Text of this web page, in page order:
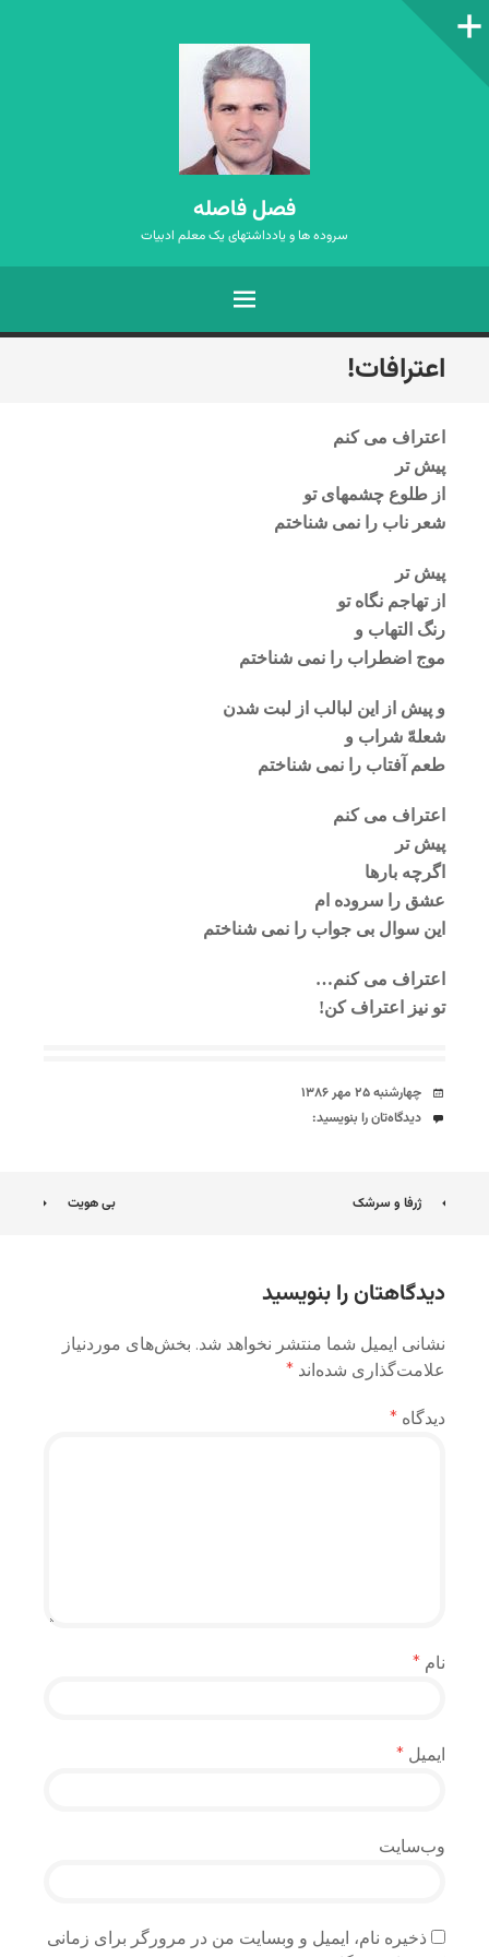
ستون‌کناری
فصل فاصله
سروده ها و یادداشتهای یک معلم ادبیات
فهرست
رفتن
به
اعترافات!
اعتراف می کنم
پیش تر
از طلوع چشمهای تو
شعر ناب را نمی شناختم
پیش تر
از تهاجم نگاه تو
رنگ التهاب و
موج اضطراب را نمی شناختم
و پیش از این لبالب از لبت شدن
شعلهّ شراب و
طعم آفتاب را نمی شناختم
اعتراف می کنم
پیش تر
اگرچه بارها
عشق را سروده ام
این سوال بی جواب را نمی شناختم
اعتراف می کنم…
تو نیز اعتراف کن!
تاریخ
چهارشنبه ۲۵ مهر ۱۳۸۶
دیدگاه‌ها
دیدگاه‌تان را بنویسید:
ناوبری
ژرفا و سرشک بی هویت
دیدگاهتان را بنویسید
نشانی ایمیل شما منتشر نخواهد شد. بخش‌های موردنیاز
علامت‌گذاری شده‌اند *
دیدگاه *
نام *
ایمیل *
وب‌سایت
ذخیره نام، ایمیل و وبسایت من در مرورگر برای زمانی